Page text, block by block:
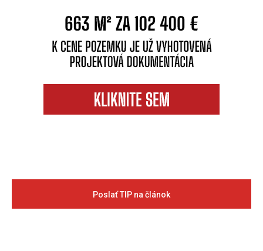
Poslať TIP na článok